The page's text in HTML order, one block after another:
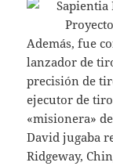
Además, fue
lanzador de
precisión de
ejecutor de
«misionera»
David jugaba
Ridgeway,